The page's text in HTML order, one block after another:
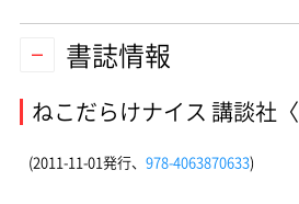
書誌情報
ねこだらけナイス 講談社
(2011-11-01発行、 978-4063870633)